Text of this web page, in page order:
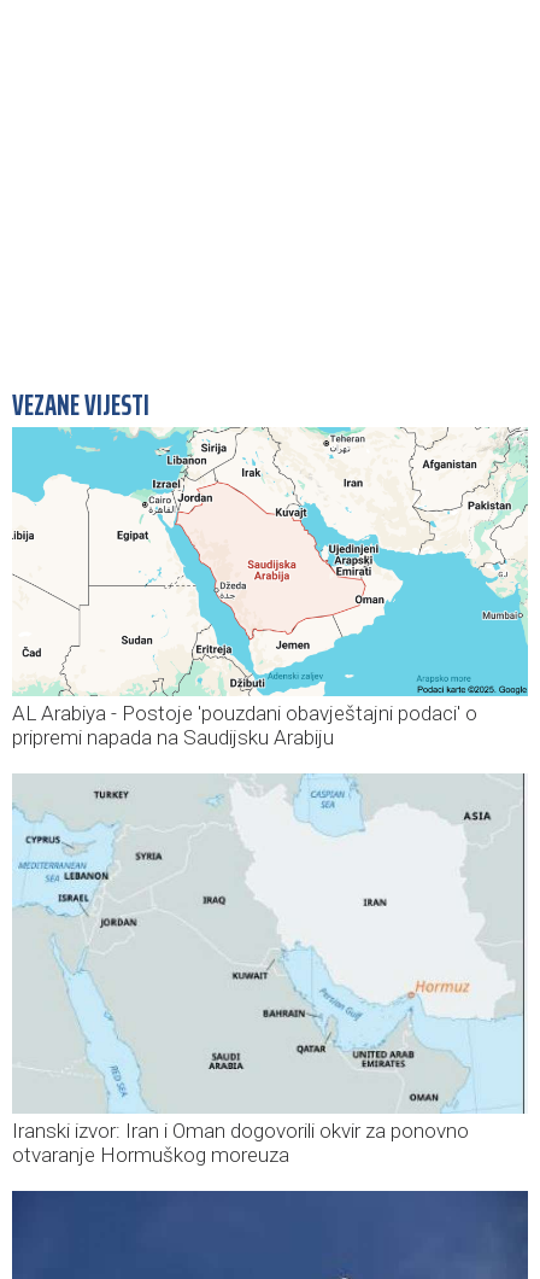
VEZANE VIJESTI
AL Arabiya - Postoje 'pouzdani obavještajni podaci' o
pripremi napada na Saudijsku Arabiju
Iranski izvor: Iran i Oman dogovorili okvir za ponovno
otvaranje Hormuškog moreuza